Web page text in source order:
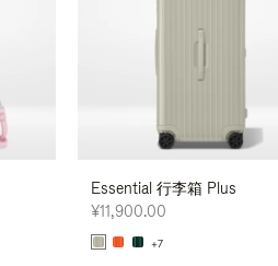
Essential 行李箱 Plus
¥11,900.00
+7